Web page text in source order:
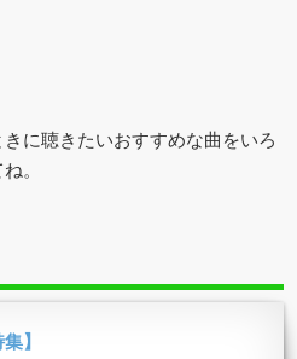
に聴きたいおすすめな曲をいろ
。
】